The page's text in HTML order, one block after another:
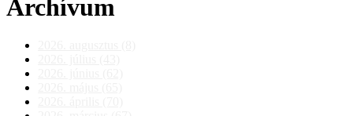
Archívum